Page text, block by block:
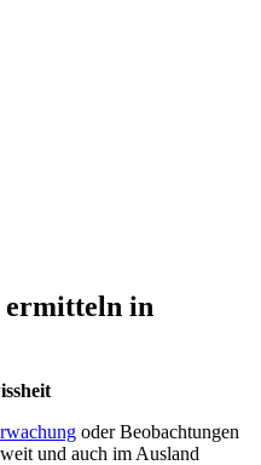
ermitteln in
oder Beobachtungen
und auch im Ausland